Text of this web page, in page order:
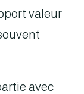
valeur
avec